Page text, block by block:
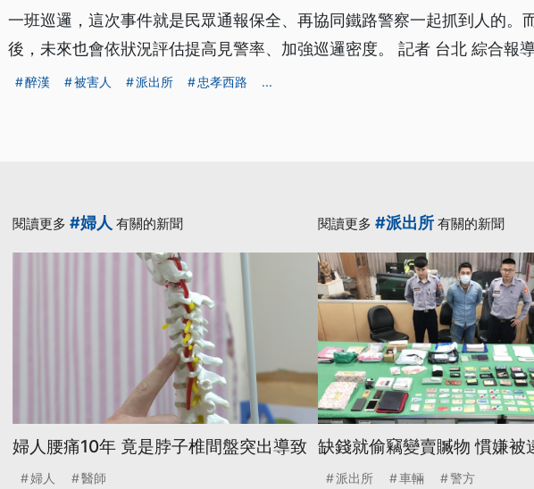
一班巡邏，這次事件就是民眾通報保全、再協同鐵路警察一起抓到人的。
後，未來也會依狀況評估提高見警率、加強巡邏密度。 記者 台北 綜合報
醉漢 被害人 派出所 忠孝西路 ...
閱讀更多 #婦人 有關的新聞
婦人腰痛10年 竟是脖子椎間盤突出導致
婦人 醫師
閱讀更多 #派出所 有關的新聞
缺錢就偷竊變賣贓物 慣嫌被
派出所 車輛 警方